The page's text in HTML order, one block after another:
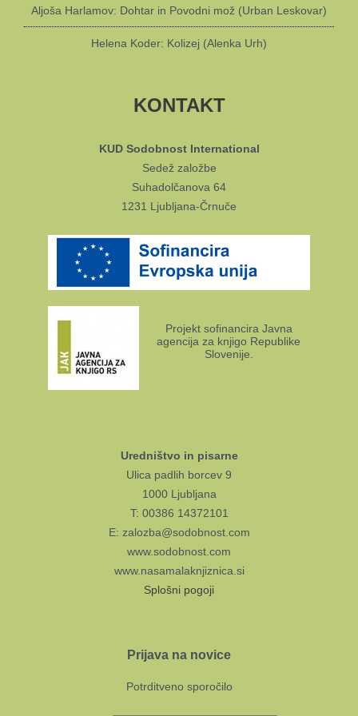
Aljoša Harlamov: Dohtar in Povodni mož (Urban Leskovar)
Helena Koder: Kolizej (Alenka Urh)
KONTAKT
KUD Sodobnost International
Sedež založbe
Suhadolčanova 64
1231 Ljubljana-Črnuče
Projekt sofinancira Javna
agencija za knjigo Republike
Slovenije.
Uredništvo in pisarne
Ulica padlih borcev 9
1000 Ljubljana
T: 00386 14372101
E: zalozba@sodobnost.com
www.sodobnost.com
www.nasamalaknjiznica.si
Splošni pogoji
Prijava na novice
Potrditveno sporočilo